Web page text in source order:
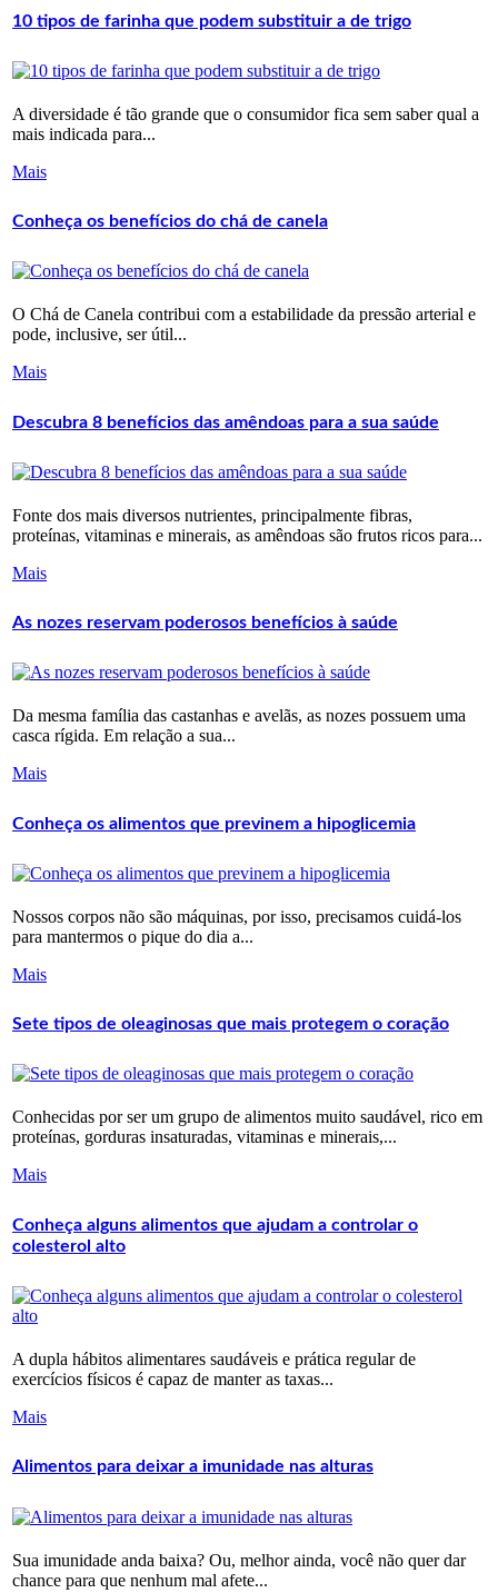
10 tipos de farinha que podem substituir a de trigo
A diversidade é tão grande que o consumidor fica sem saber qual a
mais indicada para...
Mais
Conheça os benefícios do chá de canela
O Chá de Canela contribui com a estabilidade da pressão arterial e
pode, inclusive, ser útil...
Mais
Descubra 8 benefícios das amêndoas para a sua saúde
Fonte dos mais diversos nutrientes, principalmente fibras,
proteínas, vitaminas e minerais, as amêndoas são frutos ricos para...
Mais
As nozes reservam poderosos benefícios à saúde
Da mesma família das castanhas e avelãs, as nozes possuem uma
casca rígida. Em relação a sua...
Mais
Conheça os alimentos que previnem a hipoglicemia
Nossos corpos não são máquinas, por isso, precisamos cuidá-los
para mantermos o pique do dia a...
Mais
Sete tipos de oleaginosas que mais protegem o coração
Conhecidas por ser um grupo de alimentos muito saudável, rico em
proteínas, gorduras insaturadas, vitaminas e minerais,...
Mais
Conheça alguns alimentos que ajudam a controlar o
colesterol alto
A dupla hábitos alimentares saudáveis e prática regular de
exercícios físicos é capaz de manter as taxas...
Mais
Alimentos para deixar a imunidade nas alturas
Sua imunidade anda baixa? Ou, melhor ainda, você não quer dar
chance para que nenhum mal afete...